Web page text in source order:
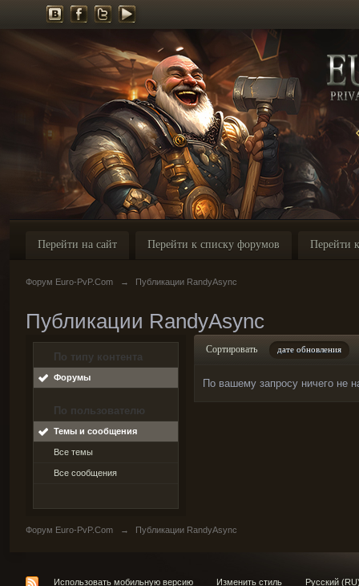
Перейти на сайт Перейти к списку форумов Перейти
Форум Euro-PvP.Com → Публикации RandyAsync
Публикации RandyAsync
По типу контента
Форумы
По пользователю
Темы и сообщения
Все темы
Все сообщения
Сортировать дате обновления
По вашему запросу ничего не
Форум Euro-PvP.Com → Публикации RandyAsync
Использовать мобильную версию Изменить стиль Русский